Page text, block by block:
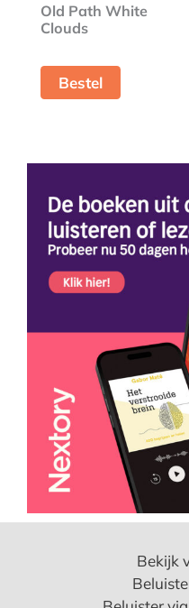
Old Path White
Clouds
Bestel
Bekijk